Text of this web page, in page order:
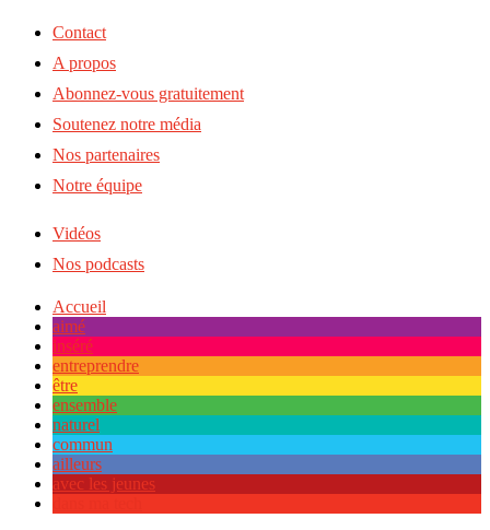
Contact
A propos
Abonnez-vous gratuitement
Soutenez notre média
Nos partenaires
Notre équipe
Vidéos
Nos podcasts
Accueil
aimé
inséré
entreprendre
être
ensemble
naturel
commun
ailleurs
avec les jeunes